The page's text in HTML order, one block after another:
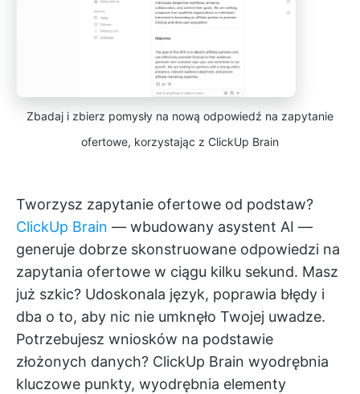
Zbadaj i zbierz pomysły na nową odpowiedź na zapytanie
ofertowe, korzystając z ClickUp Brain
Tworzysz zapytanie ofertowe od podstaw?
ClickUp Brain — wbudowany asystent AI —
generuje dobrze skonstruowane odpowiedzi na
zapytania ofertowe w ciągu kilku sekund. Masz
już szkic? Udoskonala język, poprawia błędy i
dba o to, aby nic nie umknęło Twojej uwadze.
Potrzebujesz wniosków na podstawie
złożonych danych? ClickUp Brain wyodrębnia
kluczowe punkty, wyodrębnia elementy